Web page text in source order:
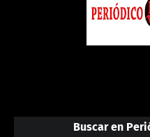
Buscar en